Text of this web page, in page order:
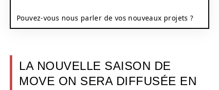
Pouvez-vous nous parler de vos nouveaux projets ?
LA NOUVELLE SAISON DE
MOVE ON SERA DIFFUSÉE EN